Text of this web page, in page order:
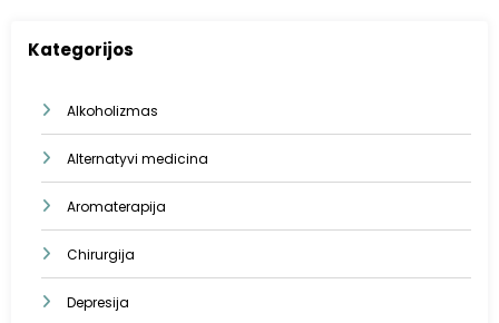
Kategorijos
Alkoholizmas
Alternatyvi medicina
Aromaterapija
Chirurgija
Depresija